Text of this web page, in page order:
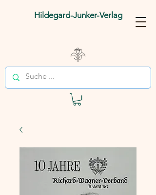
Hildegard-Junker-Verlag